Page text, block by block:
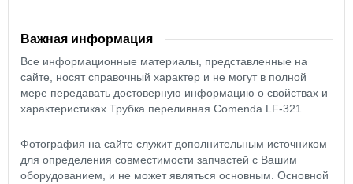
Важная информация
Все информационные материалы, представленные на
сайте, носят справочный характер и не могут в полной
мере передавать достоверную информацию о свойствах и
характеристиках Трубка переливная Comenda LF-321.
Фотография на сайте служит дополнительным источником
для определения совместимости запчастей с Вашим
оборудованием, и не может являться основным. Основной